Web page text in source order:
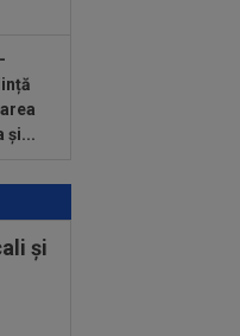
și...
și